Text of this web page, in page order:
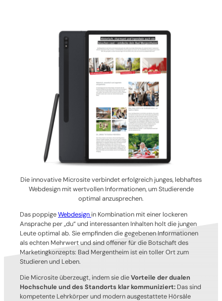
Die innovative Microsite verbindet erfolgreich junges, lebhaftes
Webdesign mit wertvollen Informationen, um Studierende
optimal anzusprechen.
Das poppigeWebdesign in Kombination mit einer lockeren
Ansprache per „du“ und interessanten Inhalten holt die jungen
Leute optimal ab. Sie empfinden die gegebenen Informationen
als echten Mehrwert und sind offener für die Botschaft des
Marketingkonzepts: Bad Mergentheim ist ein toller Ort zum
Studieren und Leben.
Die Microsite überzeugt, indem sie dieVorteile der dualen
Hochschule und des Standorts klar kommuniziert: Das sind
kompetente Lehrkörper und modern ausgestattete Hörsäle